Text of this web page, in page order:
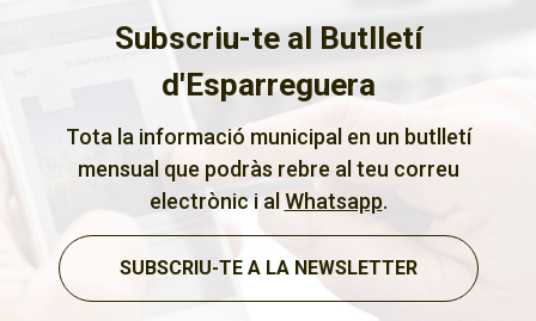
Subscriu-te al Butlletí
d'Esparreguera
Tota la informació municipal en un butlletí
mensual que podràs rebre al teu correu
electrònic i al Whatsapp.
SUBSCRIU-TE A LA NEWSLETTER